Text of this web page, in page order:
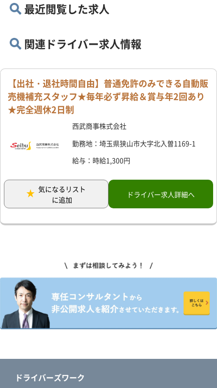
最近閲覧した求人
関連ドライバー求人情報
【出社・退社時間自由】普通免許のみできる自動販
売機補充スタッフ★毎年必ず昇給＆賞与年2回あり
★完全週休2日制
西武商事株式会社
勤務地：埼玉県狭山市大字北入曽1169-1
給与：時給1,300円
気になるリスト
に追加
ドライバー求人詳細へ
ドライバーズワーク